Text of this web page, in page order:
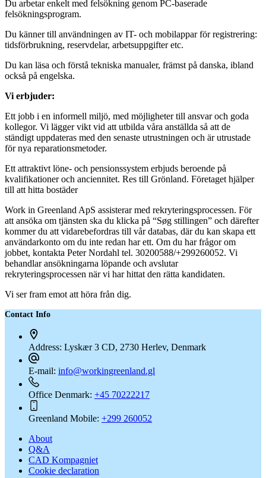
Du arbetar enkelt med felsökning genom PC-baserade
felsökningsprogram.
Du känner till användningen av IT- och mobilappar för registrering:
tidsförbrukning, reservdelar, arbetsuppgifter etc.
Du kan läsa och förstå tekniska manualer, främst på danska, ibland
också på engelska.
Vi erbjuder:
Ett jobb i en informell miljö, med möjligheter till ansvar och goda
kollegor. Vi lägger vikt vid att utbilda våra anställda så att de
ständigt uppdateras med den senaste utrustningen och är utrustade
för nya reparationsmetoder.
Ett attraktivt löne- och pensionssystem erbjuds beroende på
kvalifikationer och anciennitet. Res till Grönland. Företaget hjälper
till att hitta bostäder
Work in Greenland ApS assisterar med rekryteringsprocessen. För
att ansöka om tjänsten ska du klicka på “Søg stillingen” och därefter
kommer du att vidarebefordras till vår databas, där du kan skapa ett
användarkonto om du inte redan har ett. Om du har frågor om
jobbet, kontakta Peter Nordahl tel. 30200588/+299260052. Vi
behandlar ansökningarna löpande och avslutar
rekryteringsprocessen när vi har hittat den rätta kandidaten.
Vi ser fram emot att höra från dig.
Contact Info
Address: Lyskær 3 CD, 2730 Herlev, Denmark
E-mail: info@workingreenland.gl
Office Denmark: +45 70222217
Greenland Mobile: +299 260052
About
Q&A
CAD Kompagniet
Cookie declaration